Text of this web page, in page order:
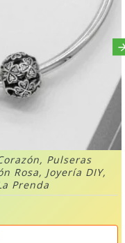
Pulseras
Rosa, Joyería DIY,
Prenda